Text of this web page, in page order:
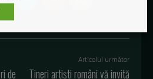
de
Articolul următor
Tineri artiști români vă invită